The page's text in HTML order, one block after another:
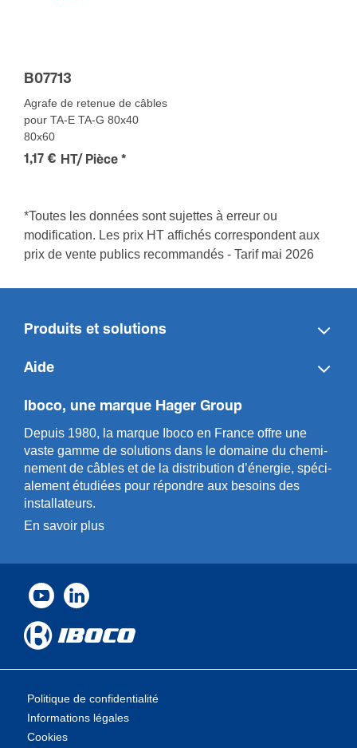
B07713
Agrafe de retenue de câbles
pour TA-E TA-G 80x40
80x60
1,17 € HT/ Pièce *
*Toutes les données sont sujettes à erreur ou
modification. Les prix HT affichés correspondent aux
prix de vente publics recommandés - Tarif mai 2026
Produits et solutions
Aide
Iboco, une marque Hager Group
Depuis 1980, la marque Iboco en France offre une
vaste gamme de solut­ions dans le domaine du chemi­
n­ement de câbles et de la distri­bution d’énergie, spéci­
a­l­ement étudiées pour répondre aux besoins des
installa­teurs.
En savoir plus
Politique de confidentialité
Informations légales
Cookies